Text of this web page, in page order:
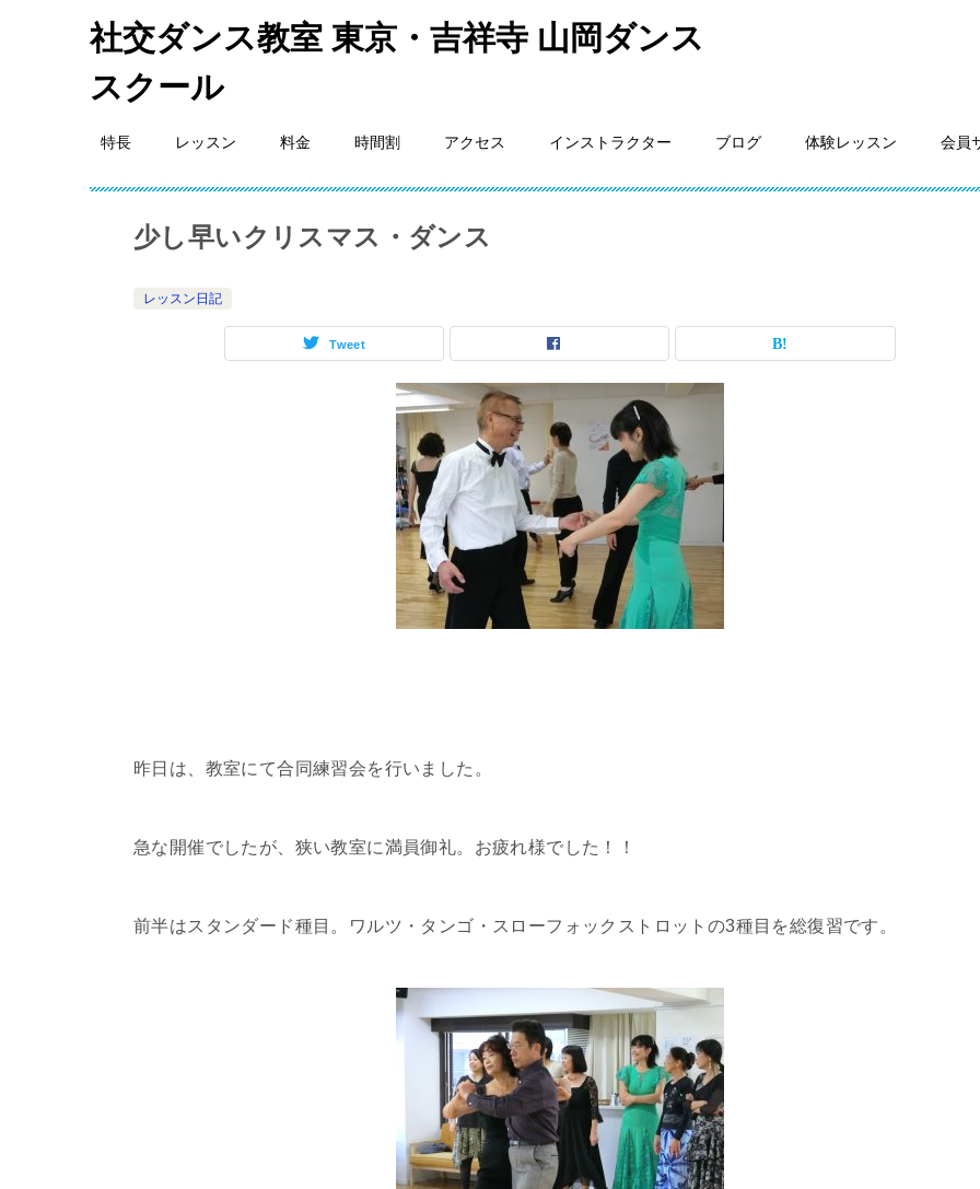
社交ダンス教室 東京・吉祥寺 山岡ダンス
スクール
特長 レッスン 料金 時間割 アクセス インストラクター ブログ 体験レッスン 会員
少し早いクリスマス・ダンス
レッスン日記
Tweet
昨日は、教室にて合同練習会を行いました。
急な開催でしたが、狭い教室に満員御礼。お疲れ様でした！！
前半はスタンダード種目。ワルツ・タンゴ・スローフォックストロットの3種目を総復習です。